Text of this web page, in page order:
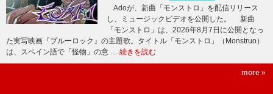
Adoが、新曲「モンストロ」を配信リリース
し、ミュージックビデオを公開した。 新曲
「モンストロ」は、2026年8月7日に公開となっ
た実写映画『ブルーロック』の主題歌。タイトル「モンストロ」（Monstruo）
は、スペイン語で「怪物」の意 … 続きを読む
more »